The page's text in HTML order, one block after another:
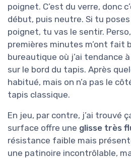
poignet. C’est du verre, donc
début, puis neutre. Si tu
poignet, tu vas le sentir.
premières minutes m’ont fait
bureautique où j’ai tendance
sur le bord du tapis. Après
habitué, mais on n’a pas le
tapis classique.
En jeu, par contre, j’ai trouvé
surface offre une glisse très
résistance faible mais
une patinoire incontrôlable,